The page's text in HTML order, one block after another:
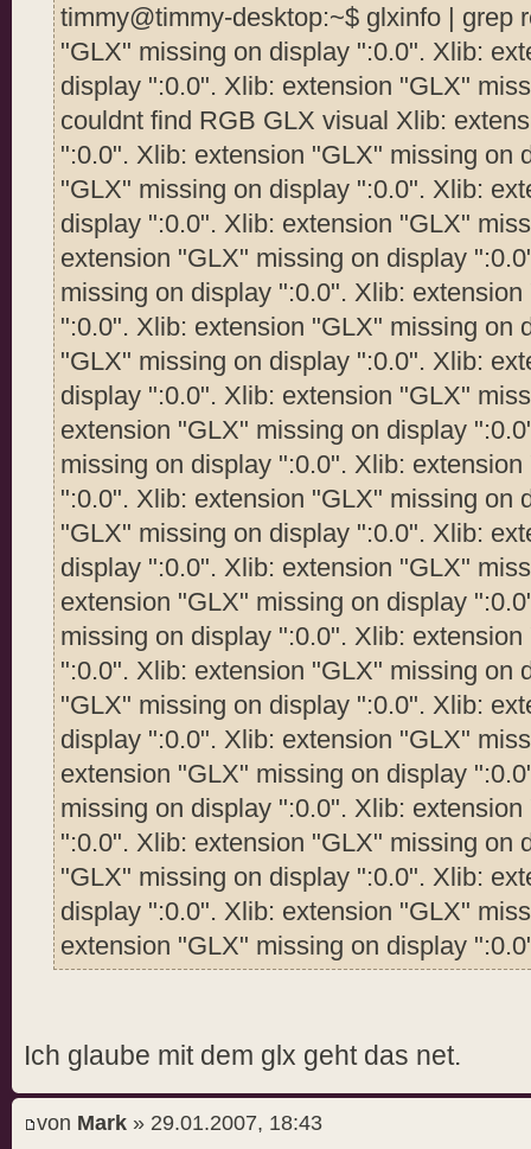
timmy@timmy-desktop:~$ glxinfo | grep
"GLX" missing on display ":0.0". Xlib:
display ":0.0". Xlib: extension "GLX"
couldnt find RGB GLX visual Xlib:
":0.0". Xlib: extension "GLX" missing on
"GLX" missing on display ":0.0". Xlib:
display ":0.0". Xlib: extension "GLX"
extension "GLX" missing on display
missing on display ":0.0". Xlib:
":0.0". Xlib: extension "GLX" missing on
"GLX" missing on display ":0.0". Xlib:
display ":0.0". Xlib: extension "GLX"
extension "GLX" missing on display
missing on display ":0.0". Xlib:
":0.0". Xlib: extension "GLX" missing on
"GLX" missing on display ":0.0". Xlib:
display ":0.0". Xlib: extension "GLX"
extension "GLX" missing on display
missing on display ":0.0". Xlib:
":0.0". Xlib: extension "GLX" missing on
"GLX" missing on display ":0.0". Xlib:
display ":0.0". Xlib: extension "GLX"
extension "GLX" missing on display
missing on display ":0.0". Xlib:
":0.0". Xlib: extension "GLX" missing on
"GLX" missing on display ":0.0". Xlib:
display ":0.0". Xlib: extension "GLX"
extension "GLX" missing on display
Ich glaube mit dem glx geht das net.
von Mark » 29.01.2007, 18:43